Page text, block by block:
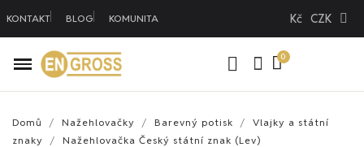
KONTAKT BLOG KOMUNITA Kč CZK
Domů Nažehlovačky Barevný potisk
Vlajky a státní
znaky
Nažehlovačka Český státní znak (Lev)